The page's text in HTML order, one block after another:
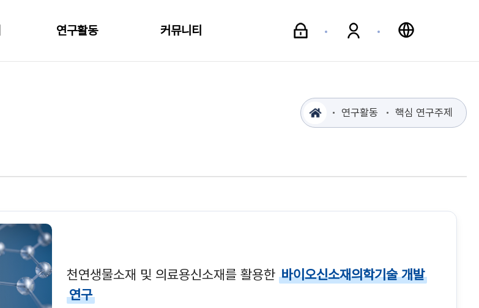
연구활동 커뮤니티
연구활동 핵심 연구주제
천연생물소재 및 의료용신소재를 활용한바이오신소재의학기술 개발
연구